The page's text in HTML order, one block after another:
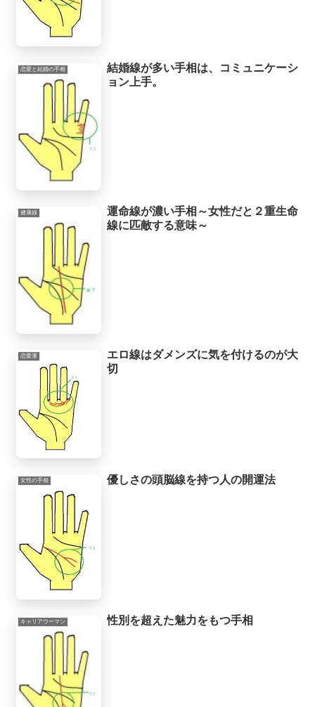
恋愛と結婚の手相
結婚線が多い手相は、コミュニケーシ
ョン上手。
健康線
運命線が濃い手相～女性だと２重生命
線に匹敵する意味～
恋愛運
エロ線はダメンズに気を付けるのが大
切
女性の手相 優しさの頭脳線を持つ人の開運法
キャリアウーマン 性別を超えた魅力をもつ手相